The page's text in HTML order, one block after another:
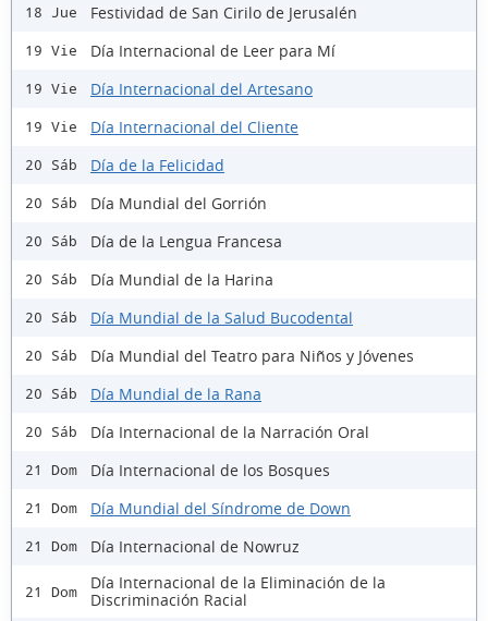
18 Jue Festividad de San Cirilo de Jerusalén
19 Vie Día Internacional de Leer para Mí
19 Vie Día Internacional del Artesano
19 Vie Día Internacional del Cliente
20 Sáb Día de la Felicidad
20 Sáb Día Mundial del Gorrión
20 Sáb Día de la Lengua Francesa
20 Sáb Día Mundial de la Harina
20 Sáb Día Mundial de la Salud Bucodental
20 Sáb Día Mundial del Teatro para Niños y Jóvenes
20 Sáb Día Mundial de la Rana
20 Sáb Día Internacional de la Narración Oral
21 Dom Día Internacional de los Bosques
21 Dom Día Mundial del Síndrome de Down
21 Dom Día Internacional de Nowruz
21 Dom
Día Internacional de la Eliminación de la
Discriminación Racial